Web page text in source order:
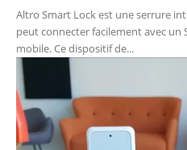
Altro Smart Lock est une serrure
peut connecter facilement avec
mobile. Ce dispositif de...